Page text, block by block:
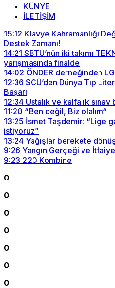
KÜNYE
İLETİŞİM
15:12 Klavye Kahramanlığı
Destek Zamanı!
14:21 SBTÜ’nün iki takımı
yarışmasında finalde
14:02 ÖNDER derneğinden
12:36 SCÜ’den Dünya Tıp
Başarı
12:34 Ustalık ve kalfalık sınav
11:20 “Ben değil, Biz olalım“
13:25 İsmet Taşdemir: “Lige
istiyoruz”
13:24 Yağışlar berekete
9:26 Yangın Gerçeği ve
9:23 220 Kombine
0
0
0
0
0
0
0